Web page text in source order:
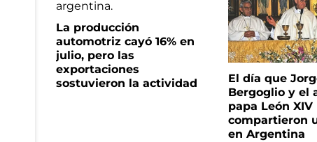
La producción
automotriz cayó 16% en
julio, pero las
exportaciones
sostuvieron la actividad
El día que
Bergoglio y el
papa León XIV
compartieron
en Argentina